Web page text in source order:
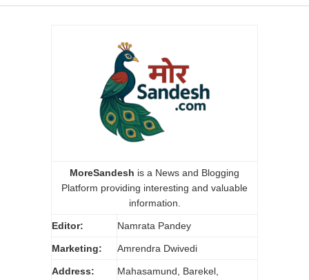
MoreSandesh is a News and Blogging
Platform providing interesting and valuable
information.
Editor: Namrata Pandey
Marketing: Amrendra Dwivedi
Address: Mahasamund, Barekel,